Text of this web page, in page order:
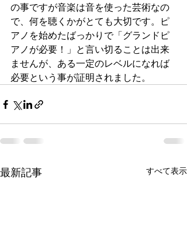
の事ですが音楽は音を使った芸術なの
で、何を聴くかがとても大切です。ピ
アノを始めたばっかりで「グランドピ
アノが必要！」と言い切ることは出来
ませんが、ある一定のレベルになれば
必要という事が証明されました。
最新記事 すべて表示